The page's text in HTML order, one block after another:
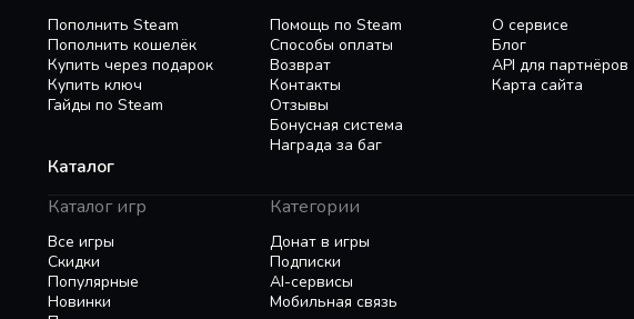
Пополнить Steam
Пополнить кошелёк
Купить через подарок
Купить ключ
Гайды по Steam
Помощь по Steam
Способы оплаты
Возврат
Контакты
Отзывы
Бонусная система
Награда за баг
О сервисе
Блог
API для партнёров
Карта сайта
Каталог
Каталог игр
Все игры
Скидки
Популярные
Новинки
Категории
Донат в игры
Подписки
AI-сервисы
Мобильная связь